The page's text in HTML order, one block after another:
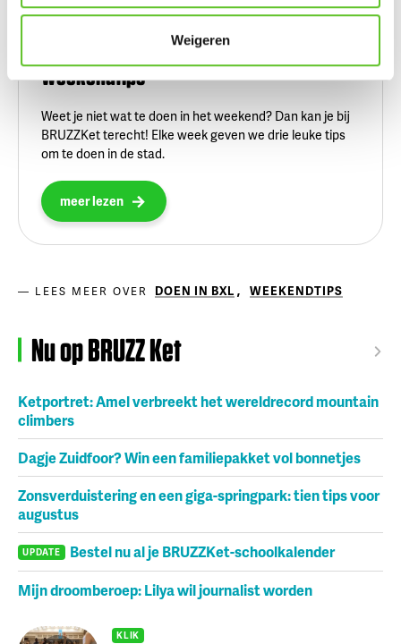
Weigeren
Weekendtips
Weet je niet wat te doen in het weekend? Dan kan je bij
BRUZZKet terecht! Elke week geven we drie leuke tips
om te doen in de stad.
meer lezen
LEES MEER OVER DOEN IN BXL , WEEKENDTIPS
Nu op BRUZZ Ket
Ketportret: Amel verbreekt het wereldrecord mountain
climbers
Dagje Zuidfoor? Win een familiepakket vol bonnetjes
Zonsverduistering en een giga-springpark: tien tips voor
augustus
UPDATE
Bestel nu al je BRUZZKet-schoolkalender
Mijn droomberoep: Lilya wil journalist worden
KLIK